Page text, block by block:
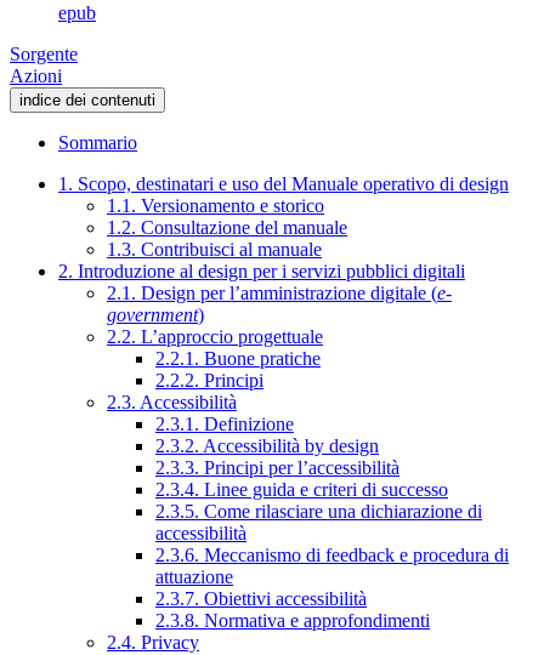
epub
Sorgente
Azioni
indice dei contenuti
Sommario
1. Scopo, destinatari e uso del Manuale operativo di design
1.1. Versionamento e storico
1.2. Consultazione del manuale
1.3. Contribuisci al manuale
2. Introduzione al design per i servizi pubblici digitali
2.1. Design per l’amministrazione digitale (e-
government)
2.2. L’approccio progettuale
2.2.1. Buone pratiche
2.2.2. Principi
2.3. Accessibilità
2.3.1. Definizione
2.3.2. Accessibilità by design
2.3.3. Principi per l’accessibilità
2.3.4. Linee guida e criteri di successo
2.3.5. Come rilasciare una dichiarazione di
accessibilità
2.3.6. Meccanismo di feedback e procedura di
attuazione
2.3.7. Obiettivi accessibilità
2.3.8. Normativa e approfondimenti
2.4. Privacy